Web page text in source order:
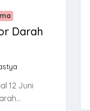
Darah
12 Juni